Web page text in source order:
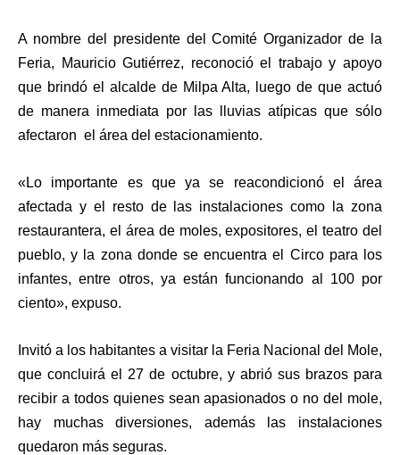
A nombre del presidente del Comité Organizador de la
Feria, Mauricio Gutiérrez, reconoció el trabajo y apoyo
que brindó el alcalde de Milpa Alta, luego de que actuó
de manera inmediata por las lluvias atípicas que sólo
afectaron el área del estacionamiento.
«Lo importante es que ya se reacondicionó el área
afectada y el resto de las instalaciones como la zona
restaurantera, el área de moles, expositores, el teatro del
pueblo, y la zona donde se encuentra el Circo para los
infantes, entre otros, ya están funcionando al 100 por
ciento», expuso.
Invitó a los habitantes a visitar la Feria Nacional del Mole,
que concluirá el 27 de octubre, y abrió sus brazos para
recibir a todos quienes sean apasionados o no del mole,
hay muchas diversiones, además las instalaciones
quedaron más seguras.